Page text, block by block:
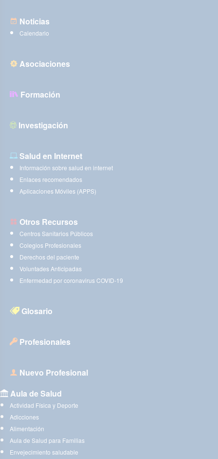
Noticias
Calendario
Asociaciones
Formación
Investigación
Salud en Internet
Información sobre salud en internet
Enlaces recomendados
Aplicaciones Móviles (APPS)
Otros Recursos
Centros Sanitarios Públicos
Colegios Profesionales
Derechos del paciente
Voluntades Anticipadas
Enfermedad por coronavirus COVID-19
Glosario
Profesionales
Nuevo Profesional
Aula de Salud
Actividad Física y Deporte
Adicciones
Alimentación
Aula de Salud para Familias
Envejecimiento saludable